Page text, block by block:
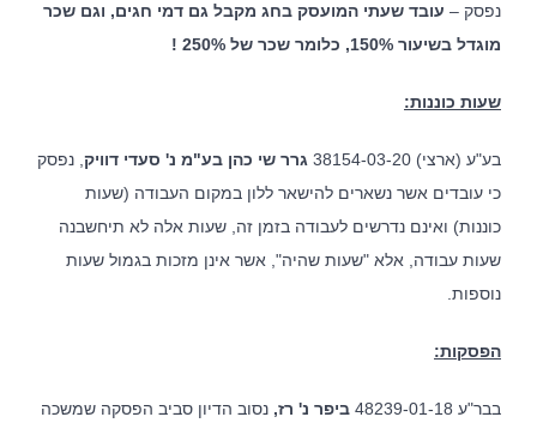
נפסק – עובד שעתי המועסק בחג מקבל גם דמי חגים, וגם שכר
מוגדל בשיעור 150%, כלומר שכר של 250% !
שעות כוננות:
בע"ע (ארצי) 38154-03-20 גרר שי כהן בע"מ נ' סעדי דוויק, נפסק
כי עובדים אשר נשארים להישאר ללון במקום העבודה (שעות
כוננות) ואינם נדרשים לעבודה בזמן זה, שעות אלה לא תיחשבנה
שעות עבודה, אלא "שעות שהיה", אשר אינן מזכות בגמול שעות
נוספות.
הפסקות:
בבר"ע 48239-01-18 ביפר נ' רז, נסוב הדיון סביב הפסקה שמשכה